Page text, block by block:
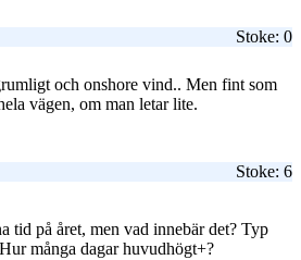
Stoke: 0
och onshore vind.. Men fint som
vägen, om man letar lite.
Stoke: 6
tid på året, men vad innebär det? Typ
många dagar huvudhögt+?